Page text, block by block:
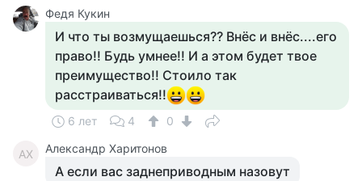
Федя Кукин
И что ты возмущаешься?? Внёс и внёс....его
право!! Будь умнее!! И а этом будет твое
преимущество!! Стоило так
расстраиваться!!
6 лет 4 0
АХ Александр Харитонов
А если вас заднеприводным назовут